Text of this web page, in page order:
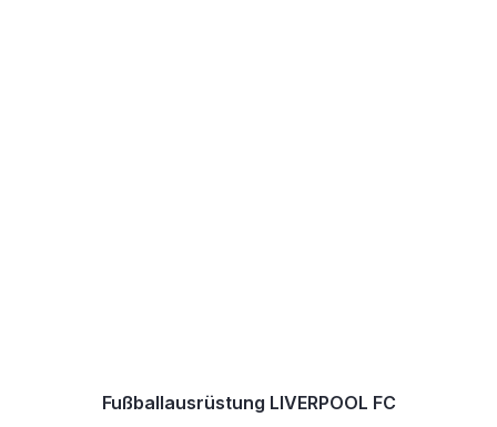
Fußballausrüstung LIVERPOOL FC